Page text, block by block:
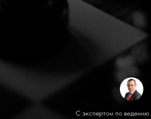
C экспертом по ведению